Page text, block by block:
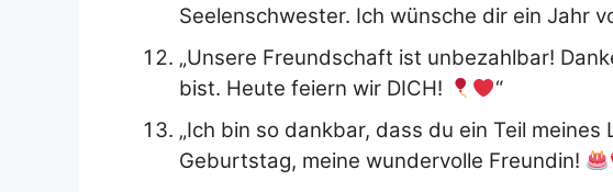
Seelenschwester. Ich wünsche dir ein Jahr
„Unsere Freundschaft ist unbezahlbar!
bist. Heute feiern wir DICH!
“
„Ich bin so dankbar, dass du ein Teil
Geburtstag, meine wundervolle Freundin!